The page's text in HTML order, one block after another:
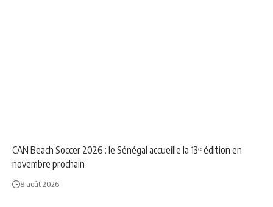
CAN Beach Soccer 2026 : le Sénégal accueille la 13ᵉ édition en
novembre prochain
8 août 2026